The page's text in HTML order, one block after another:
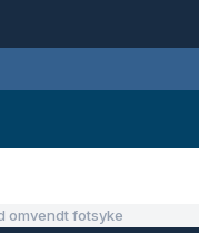
omvendt fotsyke